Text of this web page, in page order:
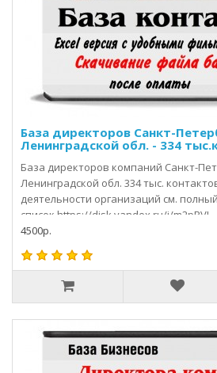
База директоров Санкт-
Ленинградской обл. - 334
База директоров компаний Санкт-
Ленинградской обл. 334 тыс.
деятельности организаций см. полный
список https://disk.yandex.ru/i/m2pPVJ..
4500р.